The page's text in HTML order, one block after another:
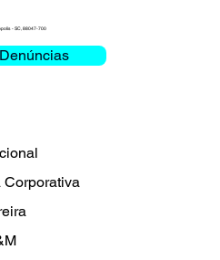
Missão Crítica e
- SC, 88047-700
Corporativa